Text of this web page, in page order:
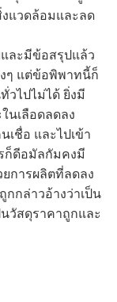
งแวดล้อมและลด
ะมีข้อสรุปแล้ว
ๆ แต่ข้อพิพาทนี้ก็
วไปไม่ได้ ยิ่งมี
นเลือดลดลง
เชื่อ และไปเข้า
ก็ดีอมัลกัมคงมี
การผลิตที่ลดลง
กล่าวอ้างว่าเป็น
วัสดุราคาถูกและ